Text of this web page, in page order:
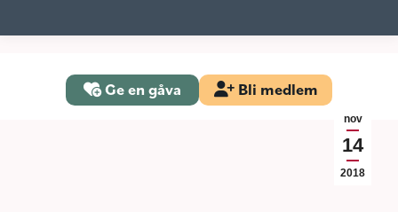
Ge en gåva Bli medlem
nov
14
2018